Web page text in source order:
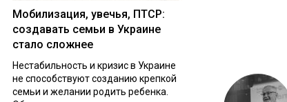
Мобилизация, увечья, ПТСР:
создавать семьи в Украине
стало сложнее
Нестабильность и кризис в Украине
не способствуют созданию крепкой
семьи и желании родить ребенка.